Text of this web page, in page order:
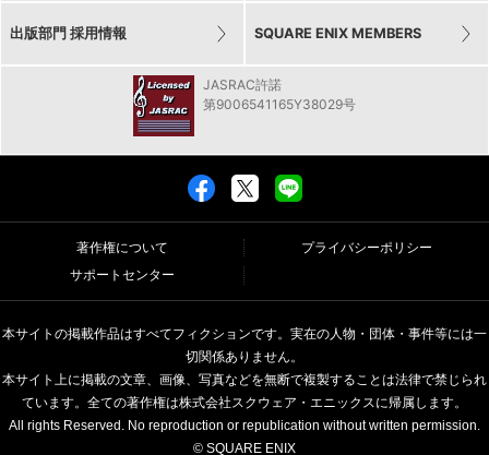
出版部門 採用情報 SQUARE ENIX MEMBERS
JASRAC許諾
第9006541165Y38029号
著作権について
プライバシーポリシー
サポートセンター
本サイトの掲載作品はすべてフィクションです。実在の人物・団体・事件等には一
切関係ありません。
本サイト上に掲載の文章、画像、写真などを無断で複製することは法律で禁じられ
ています。全ての著作権は株式会社スクウェア・エニックスに帰属します。
All rights Reserved. No reproduction or republication without written permission.
© SQUARE ENIX